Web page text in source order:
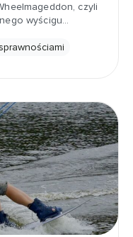
czyli
wyścigu…